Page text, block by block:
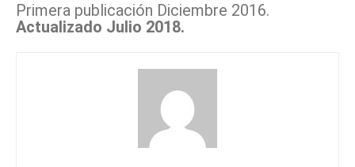
Primera publicación Diciembre 2016.
Actualizado Julio 2018.